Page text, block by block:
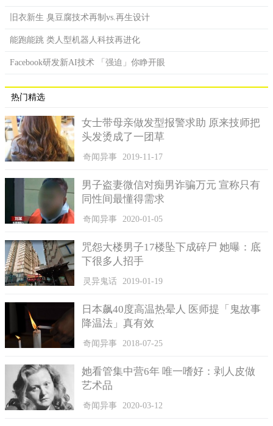
旧衣新生 臭豆腐技术再制vs.再生设计
能跑能跳 类人型机器人科技再进化
Facebook研发新AI技术 「强迫」你睁开眼
热门精选
女士带母亲做发型报警求助 原来技师把
头发烫成了一团草
奇闻异事 2019-11-17
男子盗妻微信对痴男诈骗万元 宣称只有
同性间最懂得需求
奇闻异事 2020-01-05
咒怨大楼男子17楼坠下成碎尸 她曝：底
下很多人招手
灵异鬼话 2019-01-19
日本飙40度高温热晕人 医师提「鬼故事
降温法」真有效
奇闻异事 2018-07-25
她看管集中营6年 唯一嗜好：剥人皮做
艺术品
奇闻异事 2020-03-12